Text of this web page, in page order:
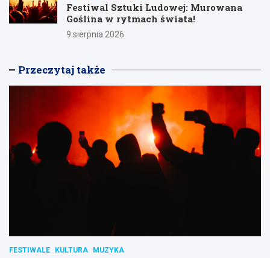
Festiwal Sztuki Ludowej: Murowana
Goślina w rytmach świata!
9 sierpnia 2026
Przeczytaj także
FESTIWALE KULTURA MUZYKA